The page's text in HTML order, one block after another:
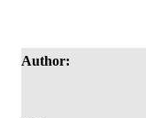
Author: